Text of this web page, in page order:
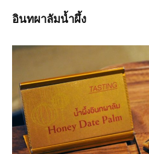
อินทผาลัมน้ำผึ้ง